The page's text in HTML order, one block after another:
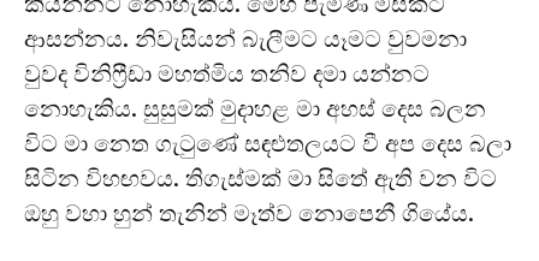
ආසන්නය. නිවැසියන් බැලීමට යෑමට වුවමනා
වුවද විනිෆ්‍රීඩා මහත්මිය තනිව දමා යන්නට
නොහැකිය. සුසුමක් මුදාහළ මා අහස් දෙස බලන
විට මා නෙත ගැටුණේ සඳළුතලයට වී අප දෙස බලා
සිටින විහඟවය. තිගැස්මක් මා සිතේ ඇති වන විට
ඔහු වහා හුන් තැනින් මෑත්ව නොපෙනී ගියේය.